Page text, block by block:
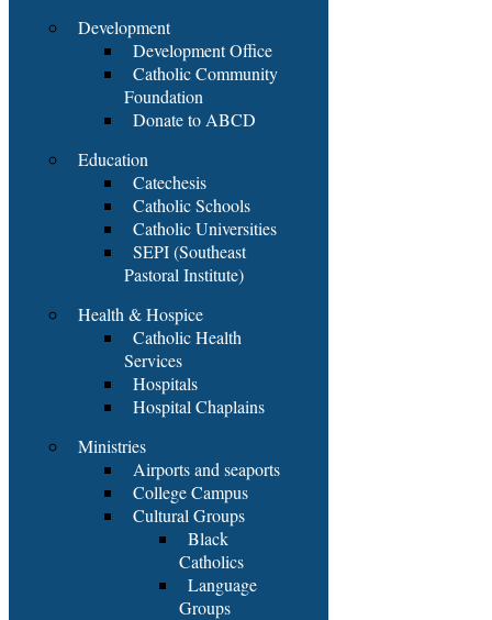
Development
Development Office
Catholic Community
Foundation
Donate to ABCD
Education
Catechesis
Catholic Schools
Catholic Universities
SEPI (Southeast
Pastoral Institute)
Health & Hospice
Catholic Health
Services
Hospitals
Hospital Chaplains
Ministries
Airports and seaports
College Campus
Cultural Groups
Black
Catholics
Language
Groups